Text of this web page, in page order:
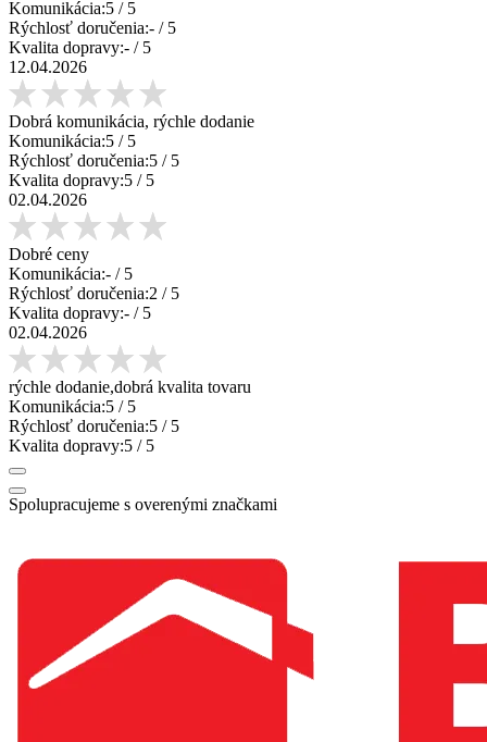
Komunikácia:5 / 5
Rýchlosť doručenia:- / 5
Kvalita dopravy:- / 5
12.04.2026
Dobrá komunikácia, rýchle dodanie
Komunikácia:5 / 5
Rýchlosť doručenia:5 / 5
Kvalita dopravy:5 / 5
02.04.2026
Dobré ceny
Komunikácia:- / 5
Rýchlosť doručenia:2 / 5
Kvalita dopravy:- / 5
02.04.2026
rýchle dodanie,dobrá kvalita tovaru
Komunikácia:5 / 5
Rýchlosť doručenia:5 / 5
Kvalita dopravy:5 / 5
Spolupracujeme s overenými značkami